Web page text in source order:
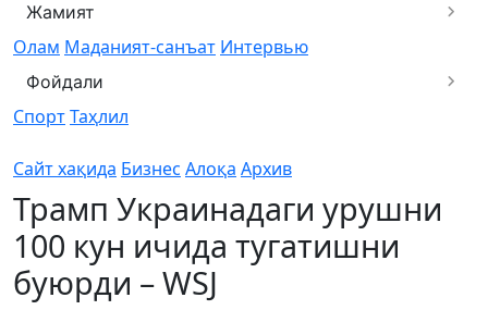
Жамият
Олам Маданият-санъат Интервью
Фойдали
СпортТаҳлил
Сайт хақида Бизнес Алоқа Архив
Трамп Украинадаги урушни
100 кун ичида тугатишни
буюрди – WSJ